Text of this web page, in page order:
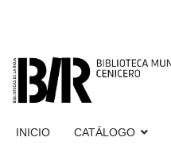
INICIO CATÁLOGO